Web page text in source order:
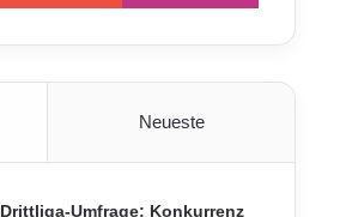
Neueste
Drittliga-Umfrage: Konkurrenz